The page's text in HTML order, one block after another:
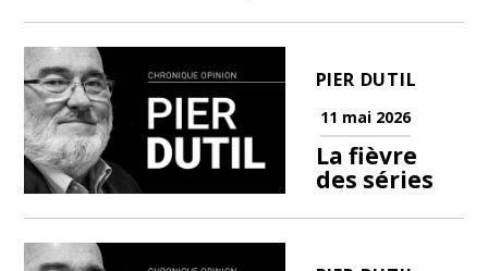
PIER DUTIL
11 mai 2026
La fièvre
des séries